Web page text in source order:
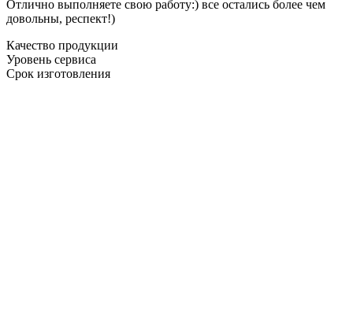
Отлично выполняете свою работу:) все остались более чем
довольны, респект!)
Качество продукции
Уровень сервиса
Срок изготовления